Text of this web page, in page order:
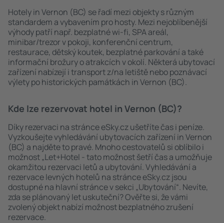
Hotely in Vernon (BC) se řadí mezi objekty s různým
standardem a vybavením pro hosty. Mezi nejoblíbenější
výhody patří např. bezplatné wi-fi, SPA areál,
minibar/trezor v pokoji, konferenční centrum,
restaurace, dětský koutek, bezplatné parkování a také
informační brožury o atrakcích v okolí. Některá ubytovací
zařízení nabízejí i transport z/na letiště nebo poznávací
výlety po historických památkách in Vernon (BC).
Kde lze rezervovat hotel in Vernon (BC)?
Díky rezervaci na stránce eSky.cz ušetříte čas i peníze.
Vyzkoušejte vyhledávání ubytovacích zařízení in Vernon
(BC) a najděte to pravé. Mnoho cestovatelů si oblíbilo i
možnost „Let+Hotel - tato možnost šetří čas a umožňuje
okamžitou rezervaci letů a ubytování. Vyhledávání a
rezervace levných hotelů na stránce eSky.cz jsou
dostupné na hlavní stránce v sekci „Ubytování“. Nevíte,
zda se plánovaný let uskuteční? Ověřte si, že vámi
zvolený objekt nabízí možnost bezplatného zrušení
rezervace.